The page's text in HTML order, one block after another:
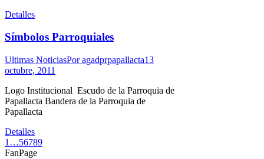
Detalles
Símbolos Parroquiales
Ultimas NoticiasPoragadprpapallacta13
octubre, 2011
Logo Institucional Escudo de la Parroquia de
Papallacta Bandera de la Parroquia de
Papallacta
Detalles
1 …56789
FanPage